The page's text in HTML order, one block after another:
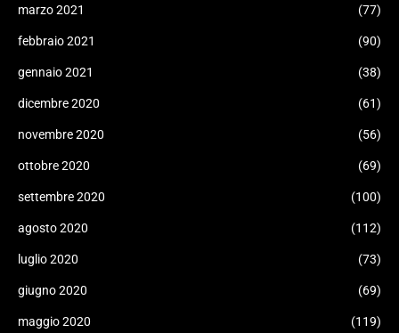
marzo 2021 (77)
febbraio 2021 (90)
gennaio 2021 (38)
dicembre 2020 (61)
novembre 2020 (56)
ottobre 2020 (69)
settembre 2020 (100)
agosto 2020 (112)
luglio 2020 (73)
giugno 2020 (69)
maggio 2020 (119)